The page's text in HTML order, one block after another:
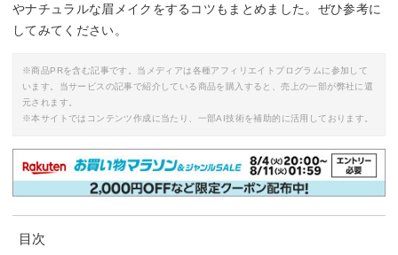
やナチュラルな眉メイクをするコツもまとめました。ぜひ参考に
してみてください。
※商品PRを含む記事です。当メディアは各種アフィリエイトプログラムに参加して
います。当サービスの記事で紹介している商品を購入すると、売上の一部が弊社に還
元されます。
※本サイトではコンテンツ作成に当たり、一部AI技術を補助的に活用しております。
目次